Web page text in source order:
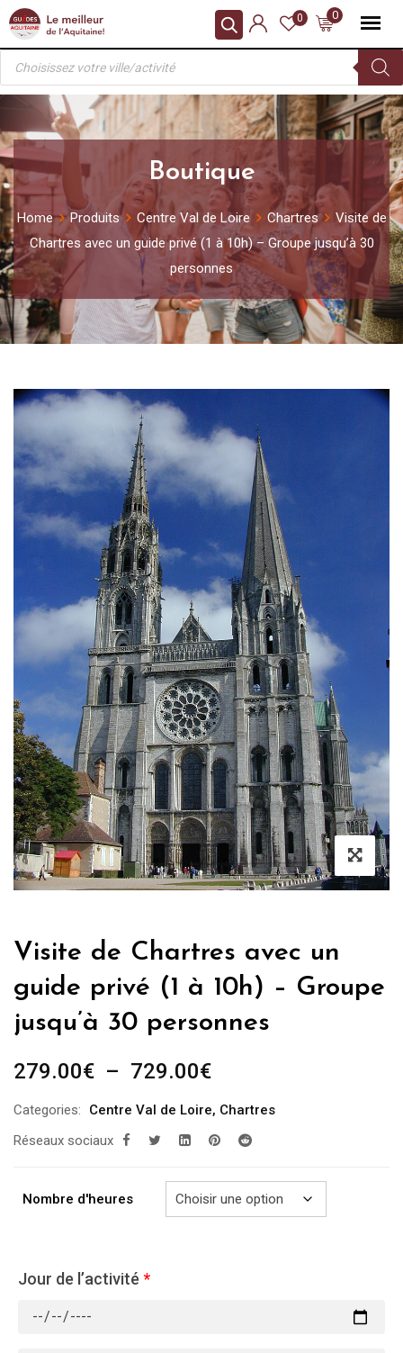
Skip
content
0
0
Recherche
produits
Boutique
Home Produits Centre Val de Loire Chartres
Visite de
Chartres avec un guide privé (1 à 10h) – Groupe jusqu’à 30
personnes
Visite de Chartres avec un
guide privé (1 à 10h) – Groupe
jusqu’à 30 personnes
279.00€ – 729.00€Plage
prix :
279.00€
729.00€
Categories: Centre Val de Loire, Chartres
Réseaux sociaux
Nombre d'heures
Jour de l’activité *